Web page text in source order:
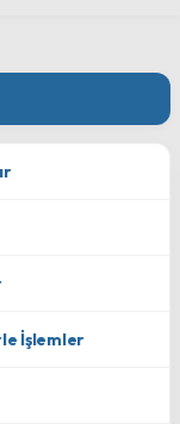
İşlemler